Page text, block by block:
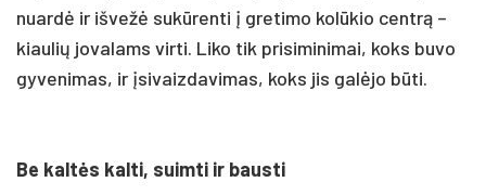
nuardė ir iš­vežė su­kūren­ti į gre­ti­mo kolū­kio centrą –
kiau­lių jo­va­lams vir­ti. Li­ko tik pri­si­mi­ni­mai, koks bu­vo
gy­ve­ni­mas, ir įsi­vaiz­da­vi­mas, koks jis galė­jo būti.
Be kaltės kal­ti, suim­ti ir baus­ti